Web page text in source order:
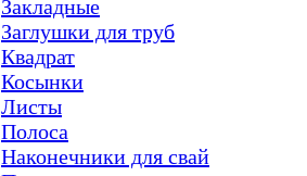
Закладные
Заглушки для труб
Квадрат
Косынки
Листы
Полоса
Наконечники для свай